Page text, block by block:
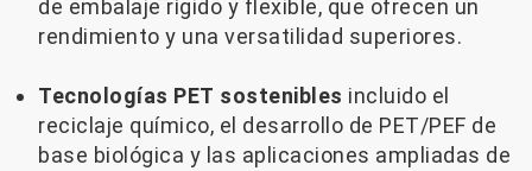
de embalaje rígido y flexible, que ofrecen un
rendimiento y una versatilidad superiores.
Tecnologías PET sostenibles incluido el
reciclaje químico, el desarrollo de PET/PEF de
base biológica y las aplicaciones ampliadas de